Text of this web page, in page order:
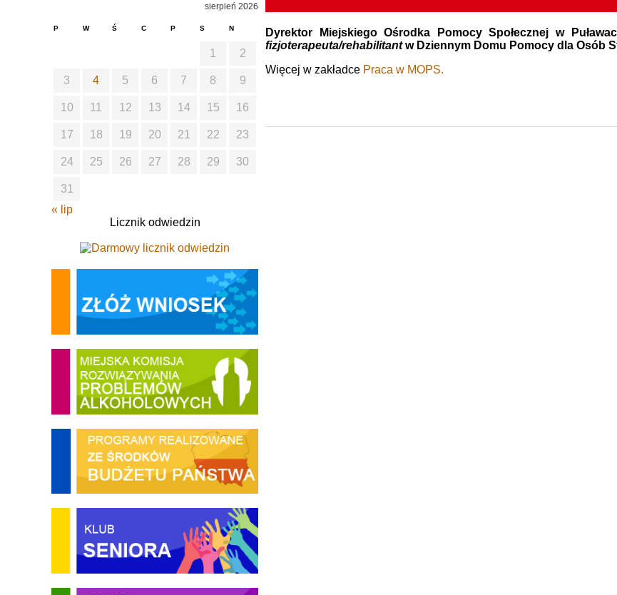
Dyrektor Miejskiego Ośrodka Pomocy Społecznej w
fizjoterapeuta/rehabilitantw Dziennym Domu Pomocy dla Osób
Więcej w zakładce Praca w MOPS.
sierpień 2026
P W Ś C P S N
1 2
3 4 5 6 7 8 9
10 11 12 13 14 15 16
17 18 19 20 21 22 23
24 25 26 27 28 29 30
31
« lip
Licznik odwiedzin